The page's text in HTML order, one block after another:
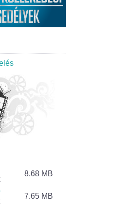
8.68 MB
7.65 MB